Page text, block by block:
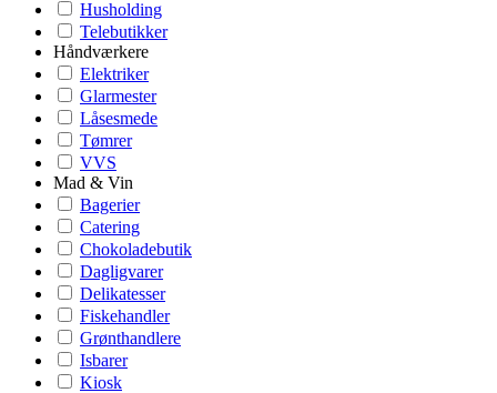
Husholding
Telebutikker
Håndværkere
Elektriker
Glarmester
Låsesmede
Tømrer
VVS
Mad & Vin
Bagerier
Catering
Chokoladebutik
Dagligvarer
Delikatesser
Fiskehandler
Grønthandlere
Isbarer
Kiosk